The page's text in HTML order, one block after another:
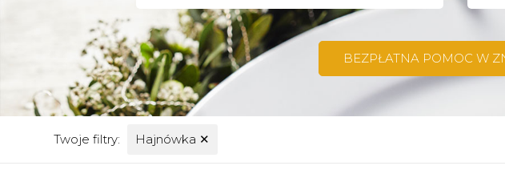
BEZPŁATNA POMOC W
Twoje filtry: Hajnówka ✕